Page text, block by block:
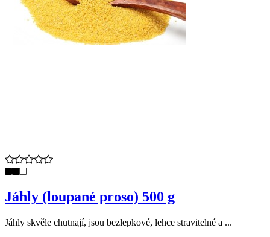
Jáhly (loupané proso) 500 g
Jáhly skvěle chutnají, jsou bezlepkové, lehce stravitelné a ...